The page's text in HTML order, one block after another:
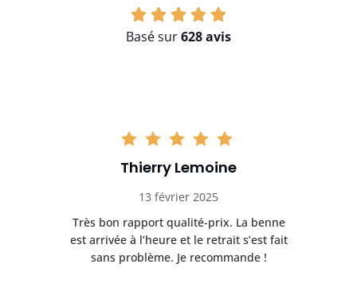
Basé sur628 avis
Thierry Lemoine
13 février 2025
Très bon rapport qualité-prix. La benne
est arrivée à l’heure et le retrait s’est fait
sans problème. Je recommande !